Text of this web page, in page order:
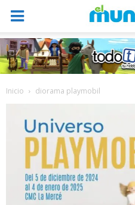
Inicio diorama playmobil